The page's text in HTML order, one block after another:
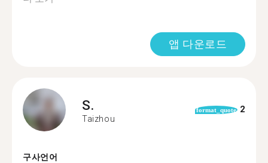
앱 다운로드
S.
Taizhou
format_quote 2
구사언어